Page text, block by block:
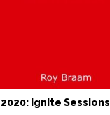
Ignite Sessions